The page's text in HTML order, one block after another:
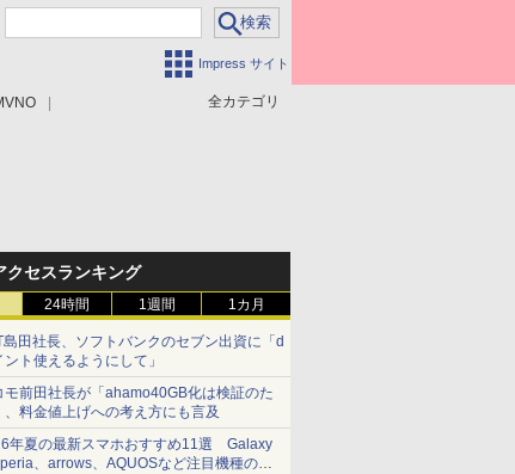
Impress サイト
全カテゴリ
クセスランキング
24時間 1週間 1カ月
島田社長、ソフトバンクのセブン出資に「d
ント使えるようにして」
モ前田社長が「ahamo40GB化は検証のた
、料金値上げへの考え方にも言及
年夏の最新スマホおすすめ11選 Galaxy
、arrows、AQUOSなど注目機種の特